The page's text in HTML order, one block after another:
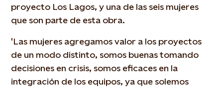
proyecto Los Lagos, y una de las seis mujeres
que son parte de esta obra.
'Las mujeres agregamos valor a los proyectos
de un modo distinto, somos buenas tomando
decisiones en crisis, somos eficaces en la
integración de los equipos, ya que solemos